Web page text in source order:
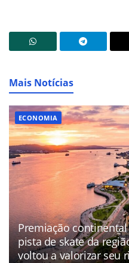
Mais Notícias
ECONOMIA
Premiação
pista de skate da
voltou a valorizar seu